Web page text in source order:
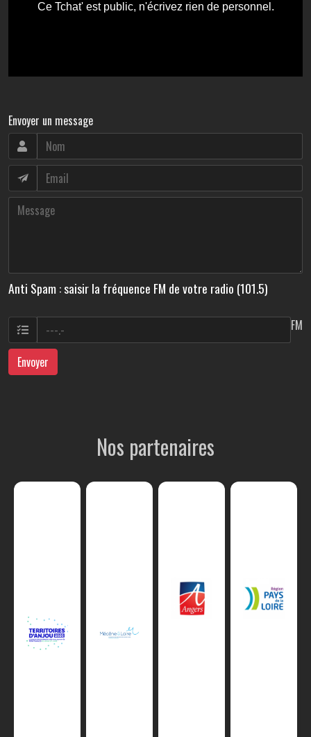
Envoyer un message
Anti Spam : saisir la fréquence FM de votre radio (101.5)
FM
Envoyer
Nos partenaires